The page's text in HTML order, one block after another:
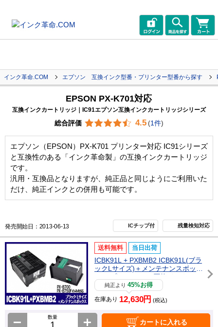
インク革命.COM エプソン 互換インク型番・プリンター型番から探す
EPSON PX-K701対応
互換インクカートリッジ｜IC91エプソン互換インクカートリッジシリーズ
総合評価 4.5 (1件)
エプソン（EPSON）PX-K701 プリンター対応 IC91シリーズ
と互換性のある「インク革命製」の互換インクカートリッジ
です。
汎用・互換品となりますが、純正品と同じようにご利用いた
だけ、純正インクとの併用も可能です。
発売開始日：2013-06-13 ICチップ付 残量検知対応
送料無料 当日出荷
ICBK91L + PXBMB2 ICBK91L(ブラ
ックLサイズ)＋メンテナンスボック
ス エプソン[Epson]互換インクカー
トリッジ
純正より45%お得
在庫あり 12,630円 (税込)
数量
カートに入れる